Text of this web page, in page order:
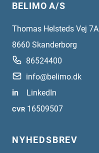
BELIMO A/S
Thomas Helsteds Vej 7A
8660 Skanderborg
86524400
info@belimo.dk
in
LinkedIn
CVR 16509507
NYHEDSBREV